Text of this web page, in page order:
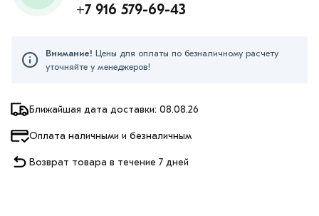
Ближайшая дата доставки: 08.08.26
Оплата наличными и безналичным
Возврат товара в течение 7 дней
+7 916 579-69-43
Внимание! Цены для оплаты по безналичному расчету
уточняйте у менеджеров!